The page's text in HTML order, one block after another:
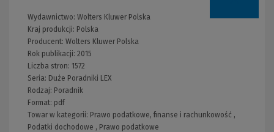
Wydawnictwo: Wolters Kluwer Polska
Kraj produkcji: Polska
Producent: Wolters Kluwer Polska
Rok publikacji: 2015
Liczba stron: 1572
Seria: Duże Poradniki LEX
Rodzaj: Poradnik
Format: pdf
Towar w kategorii: Prawo podatkowe, finanse i rachunkowość ,
Podatki dochodowe , Prawo podatkowe